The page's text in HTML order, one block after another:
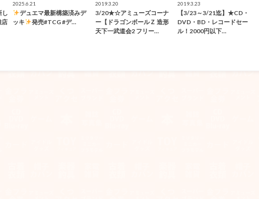
店
2025.6.21
デュエマ最新構築済みデ
ッキ
発売#TCG #デ…
2019.3.20
3/20★☆アミューズコーナ
ー【ドラゴンボールＺ 造形
天下一武道会2 フリー…
2019.3.23
【3/23～3/21迄】★CD・
DVD・BD・レコードセー
ル！2000円以下…